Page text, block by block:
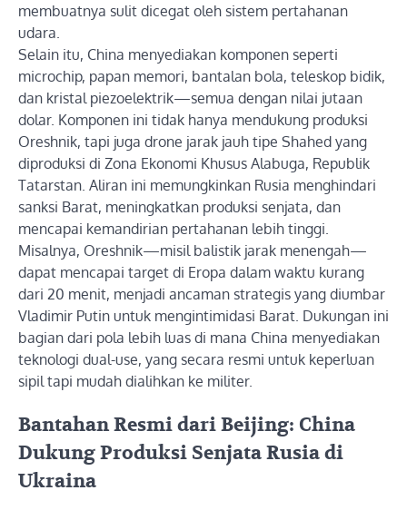
membuatnya sulit dicegat oleh sistem pertahanan
udara.
Selain itu, China menyediakan komponen seperti
microchip, papan memori, bantalan bola, teleskop bidik,
dan kristal piezoelektrik—semua dengan nilai jutaan
dolar. Komponen ini tidak hanya mendukung produksi
Oreshnik, tapi juga drone jarak jauh tipe Shahed yang
diproduksi di Zona Ekonomi Khusus Alabuga, Republik
Tatarstan. Aliran ini memungkinkan Rusia menghindari
sanksi Barat, meningkatkan produksi senjata, dan
mencapai kemandirian pertahanan lebih tinggi.
Misalnya, Oreshnik—misil balistik jarak menengah—
dapat mencapai target di Eropa dalam waktu kurang
dari 20 menit, menjadi ancaman strategis yang diumbar
Vladimir Putin untuk mengintimidasi Barat. Dukungan ini
bagian dari pola lebih luas di mana China menyediakan
teknologi dual-use, yang secara resmi untuk keperluan
sipil tapi mudah dialihkan ke militer.
Bantahan Resmi dari Beijing: China
Dukung Produksi Senjata Rusia di
Ukraina